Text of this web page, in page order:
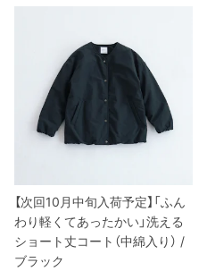
【次回10月中旬入荷予定】「ふん
わり軽くてあったかい」洗える
ショート丈コート（中綿入り） /
ブラック